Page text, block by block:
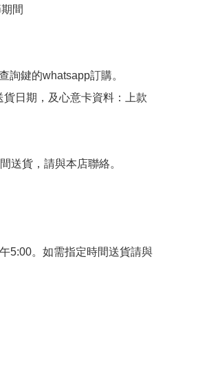
間
詢鍵的whatsapp訂購。
日期，及心意卡資料：上款
貨，請與本店聯絡。
5:00。如需指定時間送貨請與